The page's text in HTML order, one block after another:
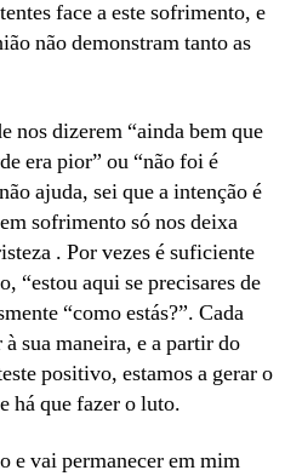
face a este sofrimento, e
não demonstram tanto as
nos dizerem “ainda bem que
era pior” ou “não foi é
ajuda, sei que a intenção é
sofrimento só nos deixa
. Por vezes é suficiente
“estou aqui se precisares de
“como estás?”. Cada
sua maneira, e a partir do
positivo, estamos a gerar o
há que fazer o luto.
e vai permanecer em mim